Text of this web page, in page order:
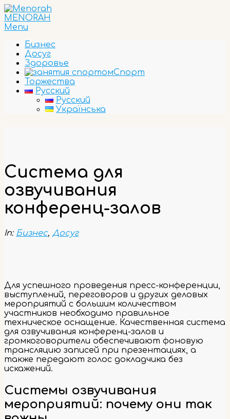
Skip
to
content
MENORAH
Primary
Menu
Menu
Бизнес
Досуг
Здоровье
Спорт
Торжества
Русский
Русский
Українська
Система для
озвучивания
конференц-залов
In: Бизнес, Досуг
Для успешного проведения пресс-конференции,
выступлений, переговоров и других деловых
мероприятий с большим количеством
участников необходимо правильное
техническое оснащение. Качественная система
для озвучивания конференц-залов и
громкоговорители обеспечивают фоновую
трансляцию записей при презентациях, а
также передают голос докладчика без
искажений.
Системы озвучивания
мероприятий: почему они так